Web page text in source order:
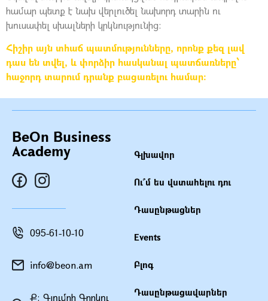
համար պետք է նախ վերլուծել նախորդ տարին ու
խուսափել սխալների կրկնությունից:
Հիշիր այն տհաճ պատմությունները, որոնք քեզ լավ
դաս են տվել, և փորձիր հասկանալ պատճառները՝
հաջորդ տարում դրանք բացառելու համար:
BeOn Business
Academy
095-61-10-10
info@beon.am
Ք։ Գյումրի Գորկու
Գլխավոր
Ու՞մ ես վստահելու դու
Դասընթացներ
Events
Բլոգ
Դասընթացավարներ